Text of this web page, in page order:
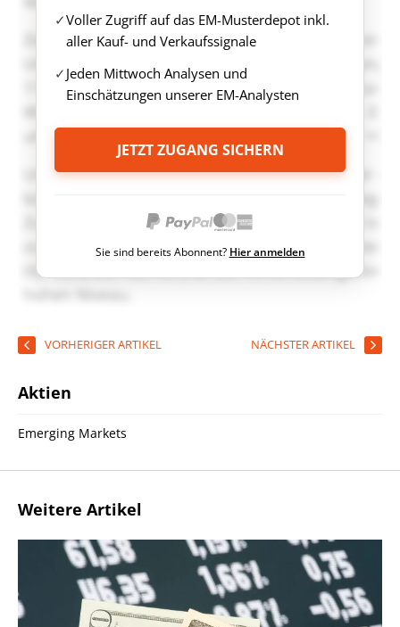
Voller Zugriff auf das EM-Musterdepot inkl.
aller Kauf- und Verkaufssignale
Jeden Mittwoch Analysen und
Einschätzungen unserer EM-Analysten
JETZT ZUGANG SICHERN
Sie sind bereits Abonnent? Hier anmelden
VORHERIGER ARTIKEL NÄCHSTER ARTIKEL
Aktien
Emerging Markets
Weitere Artikel